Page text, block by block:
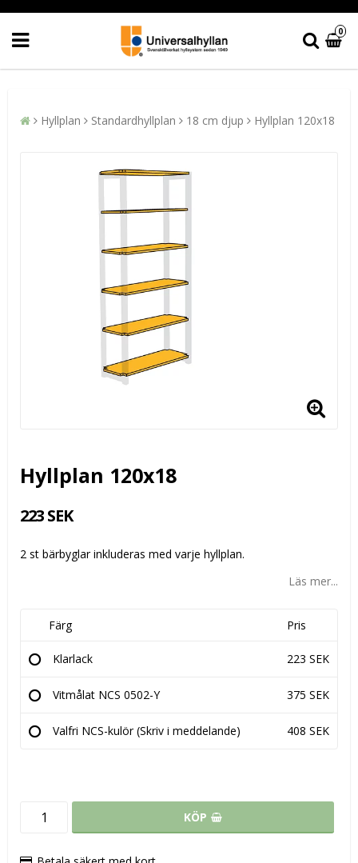
0
Hyllplan Standardhyllplan 18 cm djup Hyllplan 120x18
Hyllplan 120x18
223 SEK
2 st bärbyglar inkluderas med varje hyllplan.
Läs mer...
Färg Pris
Klarlack 223 SEK
Vitmålat NCS 0502-Y 375 SEK
Valfri NCS-kulör (Skriv i meddelande) 408 SEK
KÖP